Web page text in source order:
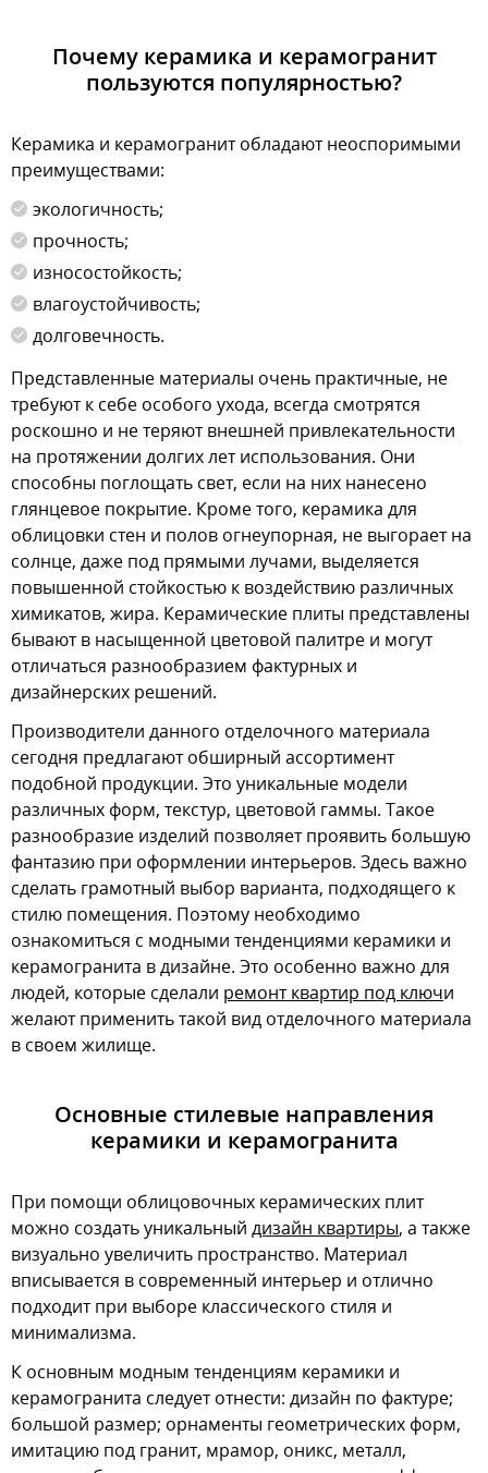
Почему керамика и керамогранит
пользуются популярностью?
Керамика и керамогранит обладают неоспоримыми
преимуществами:
экологичность;
прочность;
износостойкость;
влагоустойчивость;
долговечность.
Представленные материалы очень практичные, не
требуют к себе особого ухода, всегда смотрятся
роскошно и не теряют внешней привлекательности
на протяжении долгих лет использования. Они
способны поглощать свет, если на них нанесено
глянцевое покрытие. Кроме того, керамика для
облицовки стен и полов огнеупорная, не выгорает на
солнце, даже под прямыми лучами, выделяется
повышенной стойкостью к воздействию различных
химикатов, жира. Керамические плиты представлены
бывают в насыщенной цветовой палитре и могут
отличаться разнообразием фактурных и
дизайнерских решений.
Производители данного отделочного материала
сегодня предлагают обширный ассортимент
подобной продукции. Это уникальные модели
различных форм, текстур, цветовой гаммы. Такое
разнообразие изделий позволяет проявить большую
фантазию при оформлении интерьеров. Здесь важно
сделать грамотный выбор варианта, подходящего к
стилю помещения. Поэтому необходимо
ознакомиться с модными тенденциями керамики и
керамогранита в дизайне. Это особенно важно для
людей, которые сделали ремонт квартир под ключи
желают применить такой вид отделочного материала
в своем жилище.
Основные стилевые направления
керамики и керамогранита
При помощи облицовочных керамических плит
можно создать уникальный дизайн квартиры, а также
визуально увеличить пространство. Материал
вписывается в современный интерьер и отлично
подходит при выборе классического стиля и
минимализма.
К основным модным тенденциям керамики и
керамогранита следует отнести: дизайн по фактуре;
большой размер; орнаменты геометрических форм,
имитацию под гранит, мрамор, оникс, металл,